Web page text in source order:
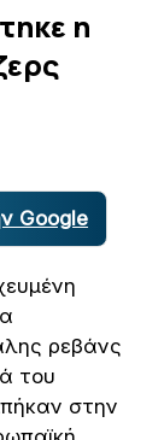
η
Google
ρεβάνς
του
στην